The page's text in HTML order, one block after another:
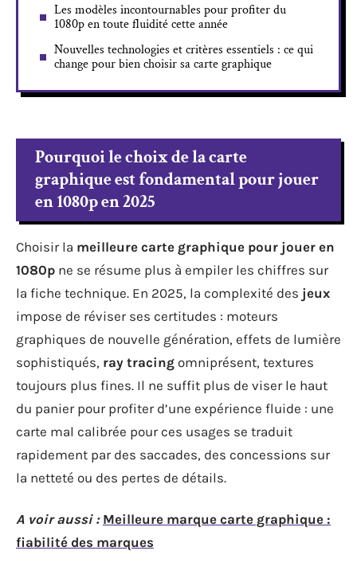
Les modèles incontournables pour profiter du
1080p en toute fluidité cette année
Nouvelles technologies et critères essentiels : ce qui
change pour bien choisir sa carte graphique
Pourquoi le choix de la carte
graphique est fondamental pour jouer
en 1080p en 2025
Choisir la meilleure carte graphique pour jouer en
1080p ne se résume plus à empiler les chiffres sur
la fiche technique. En 2025, la complexité des jeux
impose de réviser ses certitudes : moteurs
graphiques de nouvelle génération, effets de lumière
sophistiqués, ray tracing omniprésent, textures
toujours plus fines. Il ne suffit plus de viser le haut
du panier pour profiter d’une expérience fluide : une
carte mal calibrée pour ces usages se traduit
rapidement par des saccades, des concessions sur
la netteté ou des pertes de détails.
A voir aussi : Meilleure marque carte graphique :
fiabilité des marques